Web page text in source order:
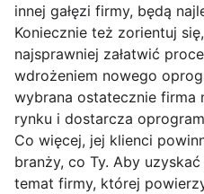
innej gałęzi firmy, będą
Koniecznie też zorientuj
najsprawniej załatwić
wdrożeniem nowego
wybrana ostatecznie firma
rynku i dostarcza
Co więcej, jej klienci
branży, co Ty. Aby
temat firmy, której